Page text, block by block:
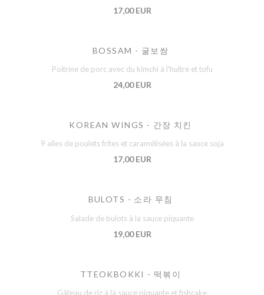
17,00 EUR
BOSSAM - 굴보쌈
Poitrine de porc avec du kimchi à l'huître et tofu
24,00 EUR
KOREAN WINGS - 간장 치킨
9 ailes de poulets frites et caramélisées à la sauce soja
17,00 EUR
BULOTS - 소라 무침
Salade de bulots à la sauce piquante
19,00 EUR
TTEOKBOKKI - 떡볶이
Gâteau de riz à la sauce piquante et fishcake